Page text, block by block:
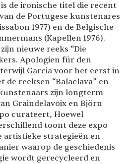
is de ironische titel die recent
de Portugese kunstenares
1977) en de Belgische
(Kapellen 1976).
nieuwe reeks “Die
Apologien für den
Garcia voor het eerst in
de reeksen “Balaclava” en
zijn longterm
Graindelavoix en Björn
curateert, Hoewel
toont deze expo
artistieke strategieën en
waarop de geschiedenis
wordt gerecycleerd en